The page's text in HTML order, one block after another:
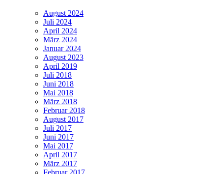
August 2024
Juli 2024
April 2024
März 2024
Januar 2024
August 2023
April 2019
Juli 2018
Juni 2018
Mai 2018
März 2018
Februar 2018
August 2017
Juli 2017
Juni 2017
Mai 2017
April 2017
März 2017
Februar 2017